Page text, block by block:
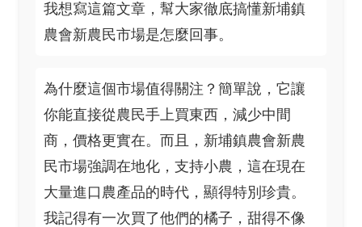
我想寫這篇文章，幫大家徹底搞懂新埔鎮
農會新農民市場是怎麼回事。
為什麼這個市場值得關注？簡單說，它讓
你能直接從農民手上買東西，減少中間
商，價格更實在。而且，新埔鎮農會新農
民市場強調在地化，支持小農，這在現在
大量進口農產品的時代，顯得特別珍貴。
我記得有一次買了他們的橘子，甜得不像